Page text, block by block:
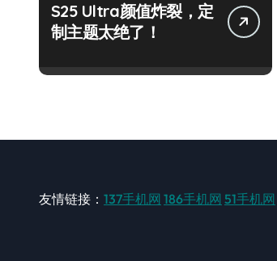
S25 Ultra颜值炸裂，定
制主题太绝了！
友情链接： 137手机网 186手机网 51手机网